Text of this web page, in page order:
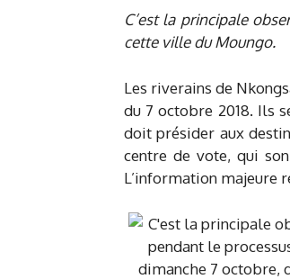
C’est la principale
cette ville du Moungo.
Les riverains de
du 7 octobre 2018. Ils
doit présider aux
centre de vote, qui
L’information majeure